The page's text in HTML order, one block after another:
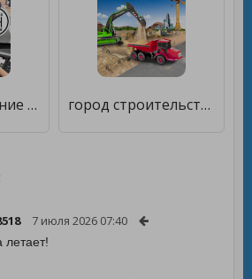
Автобус Вождение Школа Игры 3D [Мод меню] город строительство симулятор [Много денег]
7 июля 2026 07:40